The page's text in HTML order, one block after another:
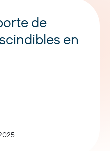
de
en